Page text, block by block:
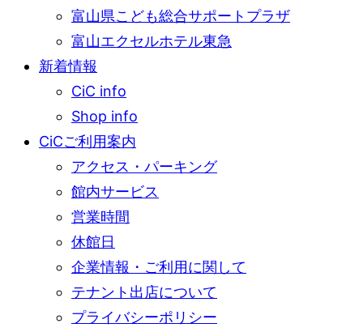
富山県こども総合サポートプラザ
富山エクセルホテル東急
新着情報
CiC info
Shop info
CiCご利用案内
アクセス・パーキング
館内サービス
営業時間
休館日
企業情報・ご利用に関して
テナント出店について
プライバシーポリシー